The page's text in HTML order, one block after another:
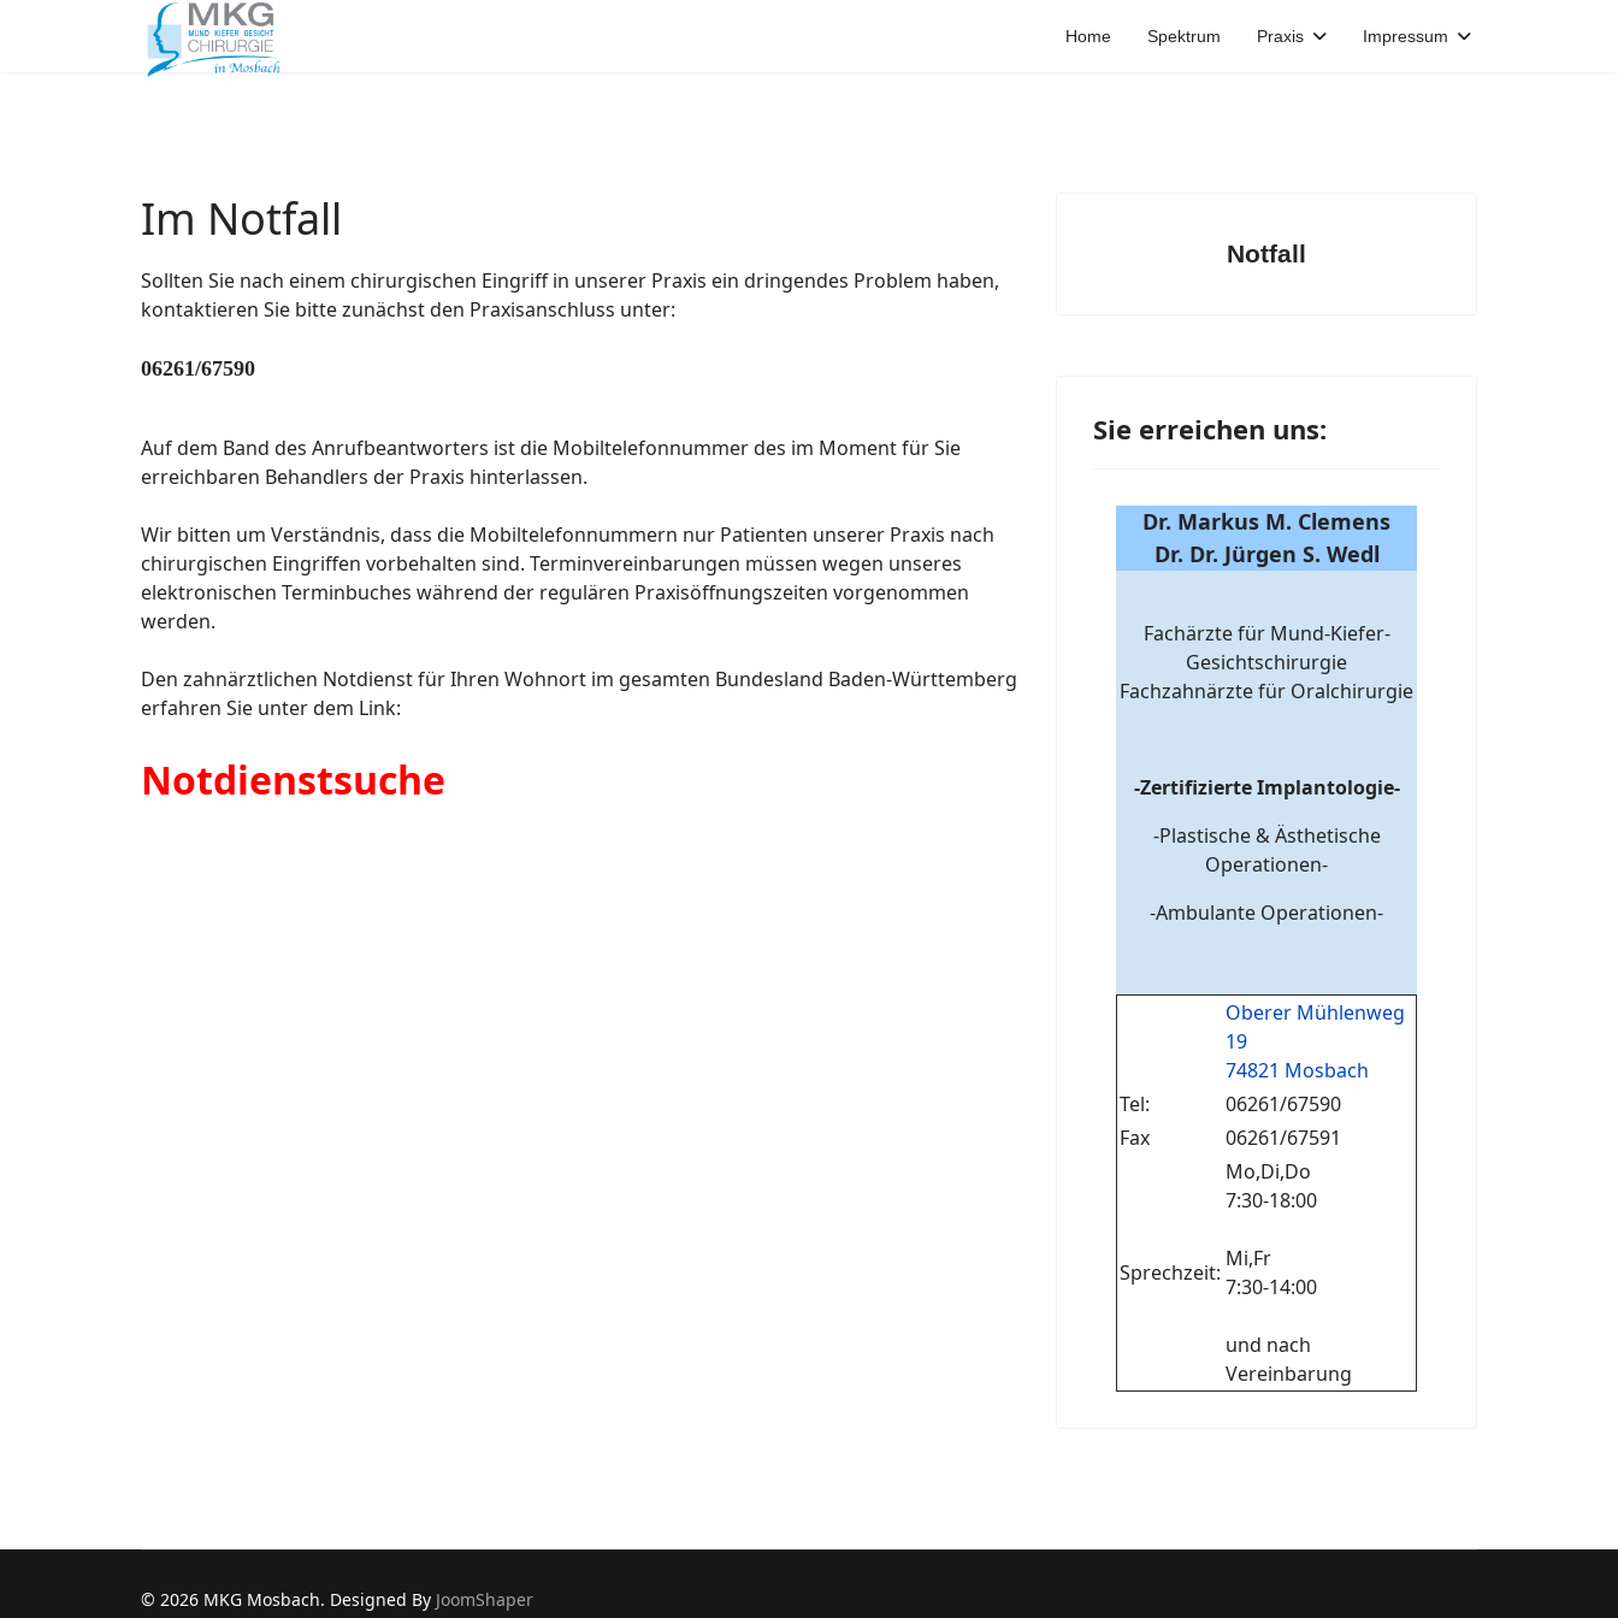
Home Spektrum Praxis Impressum
Im Notfall
Sollten Sie nach einem chirurgischen Eingriff in unserer Praxis ein dringendes Problem haben,
kontaktieren Sie bitte zunächst den Praxisanschluss unter:
06261/67590
Auf dem Band des Anrufbeantworters ist die Mobiltelefonnummer des im Moment für Sie
erreichbaren Behandlers der Praxis hinterlassen.
Wir bitten um Verständnis, dass die Mobiltelefonnummern nur Patienten unserer Praxis nach
chirurgischen Eingriffen vorbehalten sind. Terminvereinbarungen müssen wegen unseres
elektronischen Terminbuches während der regulären Praxisöffnungszeiten vorgenommen
werden.
Den zahnärztlichen Notdienst für Ihren Wohnort im gesamten Bundesland Baden-Württemberg
erfahren Sie unter dem Link:
Notdienstsuche
Notfall
Sie erreichen uns:
Dr. Markus M. Clemens
Dr. Dr. Jürgen S. Wedl
Fachärzte für Mund-Kiefer-
Gesichtschirurgie
Fachzahnärzte für Oralchirurgie
-Zertifizierte Implantologie-
-Plastische & Ästhetische
Operationen-
-Ambulante Operationen-
Oberer Mühlenweg
19
74821 Mosbach
Tel:
06261/67590
Fax
06261/67591
Sprechzeit:
Mo,Di,Do
7:30-18:00
Mi,Fr
7:30-14:00
und nach
Vereinbarung
© 2026 MKG Mosbach. Designed By JoomShaper